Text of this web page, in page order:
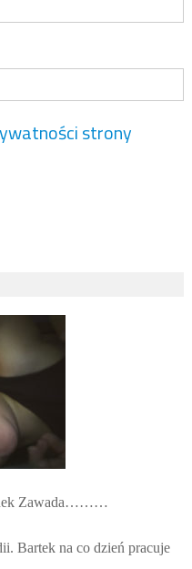
strony
Zawada………
Bartek na co dzień pracuje